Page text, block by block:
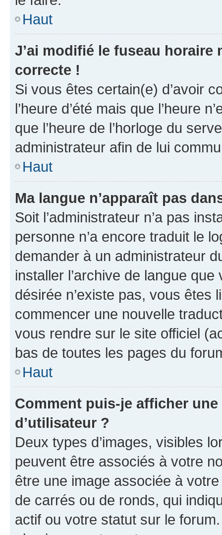
Haut
J’ai modifié le fuseau horaire
correcte !
Si vous êtes certain(e) d’avoir
l’heure d’été mais que l’heure
que l’heure de l’horloge du
administrateur afin de lui
Haut
Ma langue n’apparaît pas
Soit l’administrateur n’a pas
personne n’a encore traduit le
demander à un administrateur
installer l’archive de langue
désirée n’existe pas, vous êtes
commencer une nouvelle
vous rendre sur le site officiel
bas de toutes les pages du
Haut
Comment puis-je afficher
d’utilisateur ?
Deux types d’images, visibles
peuvent être associés à votre
être une image associée à
de carrés ou de ronds, qui
actif ou votre statut sur le